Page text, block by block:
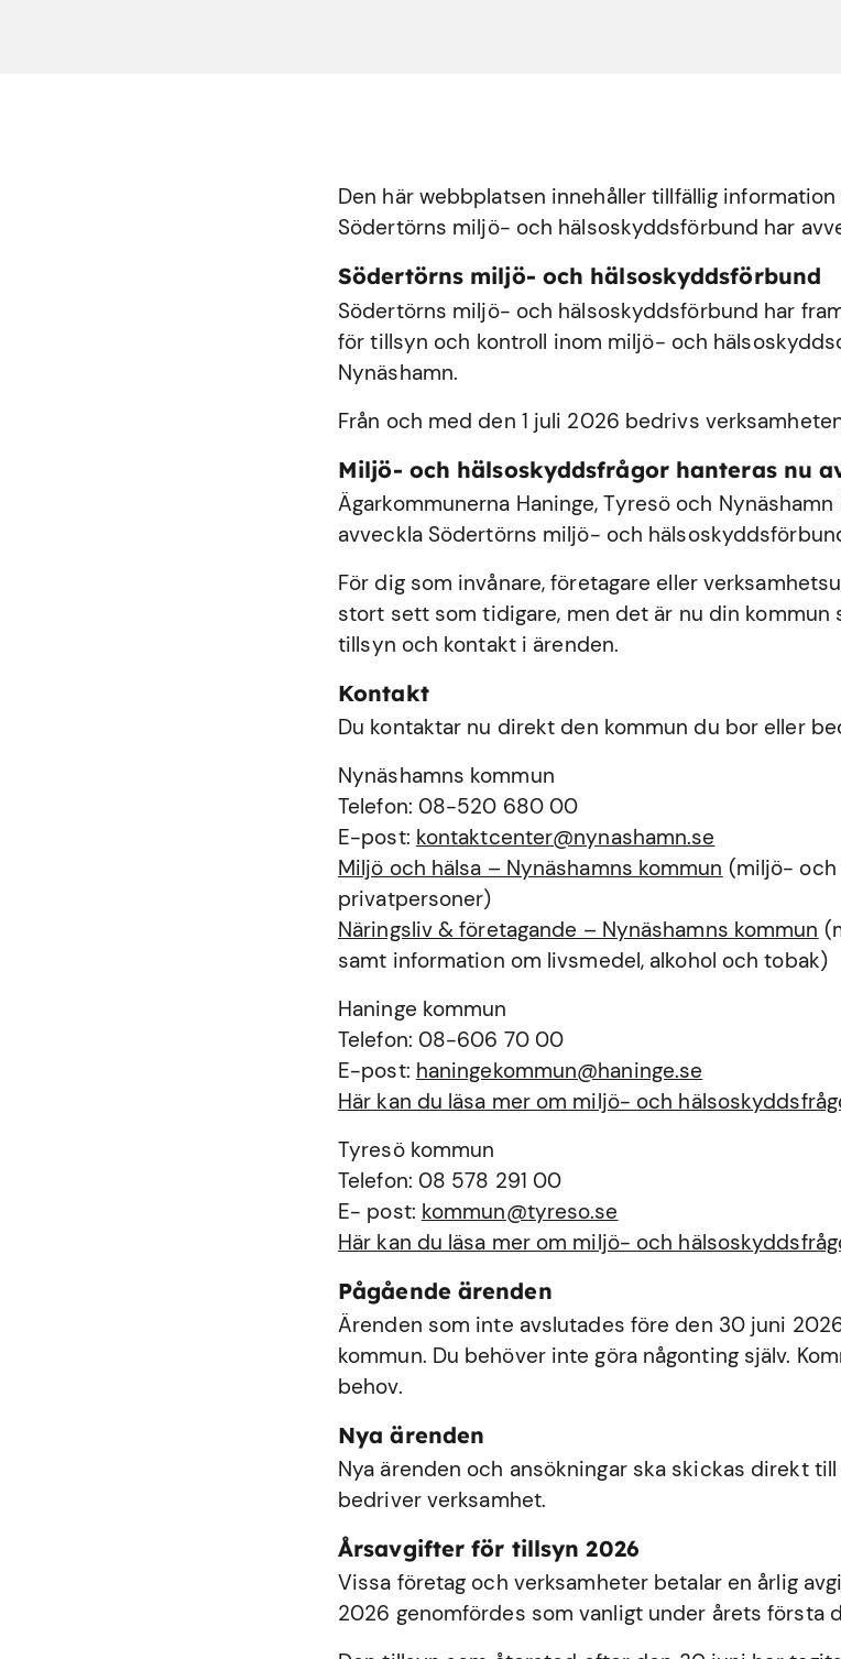
Den här webbplatsen innehåller tillfällig
Södertörns miljö- och hälsoskyddsförbund har
Södertörns miljö- och hälsoskyddsförbund
Södertörns miljö- och hälsoskyddsförbund har
för tillsyn och kontroll inom miljö- och
Nynäshamn.
Från och med den 1 juli 2026 bedrivs
Miljö- och hälsoskyddsfrågor hanteras nu
Ägarkommunerna Haninge, Tyresö och
avveckla Södertörns miljö- och
För dig som invånare, företagare eller
stort sett som tidigare, men det är nu din kommun
tillsyn och kontakt i ärenden.
Kontakt
Du kontaktar nu direkt den kommun du bor eller
Nynäshamns kommun
Telefon: 08-520 680 00
E-post: kontaktcenter@nynashamn.se
Miljö och hälsa – Nynäshamns kommun (miljö- och
privatpersoner)
Näringsliv & företagande – Nynäshamns kommun
samt information om livsmedel, alkohol och tobak)
Haninge kommun
Telefon: 08-606 70 00
E-post: haningekommun@haninge.se
Här kan du läsa mer om miljö- och
Tyresö kommun
Telefon: 08 578 291 00
E- post: kommun@tyreso.se
Här kan du läsa mer om miljö- och
Pågående ärenden
Ärenden som inte avslutades före den 30 juni
kommun. Du behöver inte göra någonting själv.
behov.
Nya ärenden
Nya ärenden och ansökningar ska skickas direkt
bedriver verksamhet.
Årsavgifter för tillsyn 2026
Vissa företag och verksamheter betalar en årlig
2026 genomfördes som vanligt under årets första